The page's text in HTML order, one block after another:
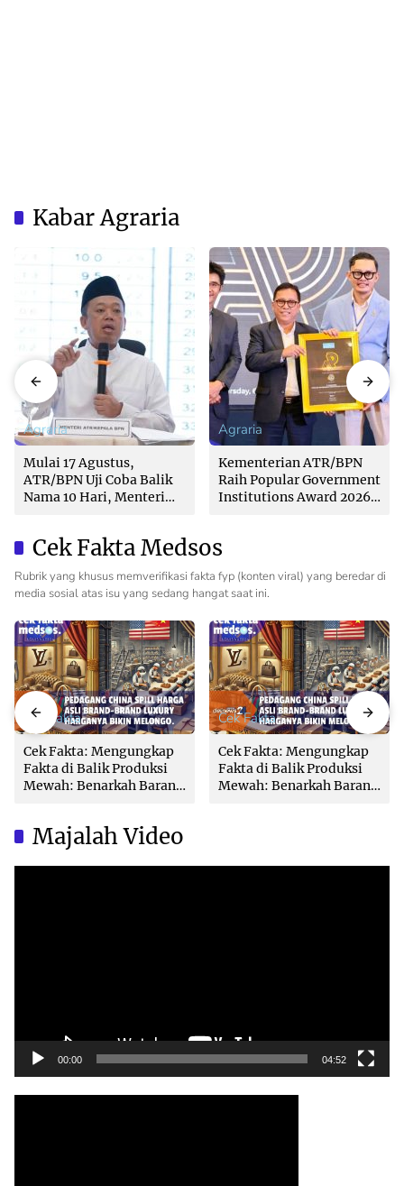
Kabar Agraria
Agraria
Mulai 17 Agustus,
ATR/BPN Uji Coba Balik
Nama 10 Hari, Menteri
Agraria
Kementerian ATR/BPN
Raih Popular Government
Institutions Award 2026
Cek Fakta Medsos
Rubrik yang khusus memverifikasi fakta fyp (konten viral) yang beredar di
media sosial atas isu yang sedang hangat saat ini.
Cek Fakta
Cek Fakta: Mengungkap
Fakta di Balik Produksi
Mewah: Benarkah Barang
Cek Fakta
Cek Fakta: Mengungkap
Fakta di Balik Produksi
Mewah: Benarkah Barang
Majalah Video
00:00 04:52